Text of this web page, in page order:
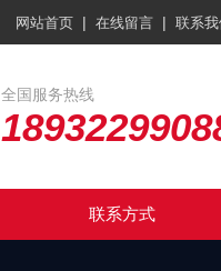
网站首页 | 在线留言 | 联系
全国服务热线
联系方式